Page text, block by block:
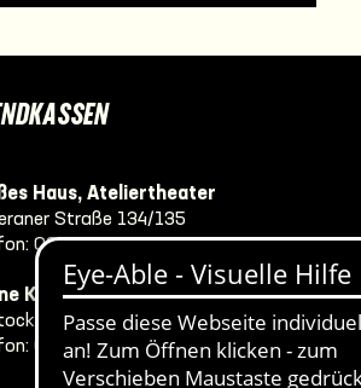
Haus, Ateliertheater
Straße 134/135
0381 381-4702
Komödie Warnemünde
Str. 8
0381 381-4707